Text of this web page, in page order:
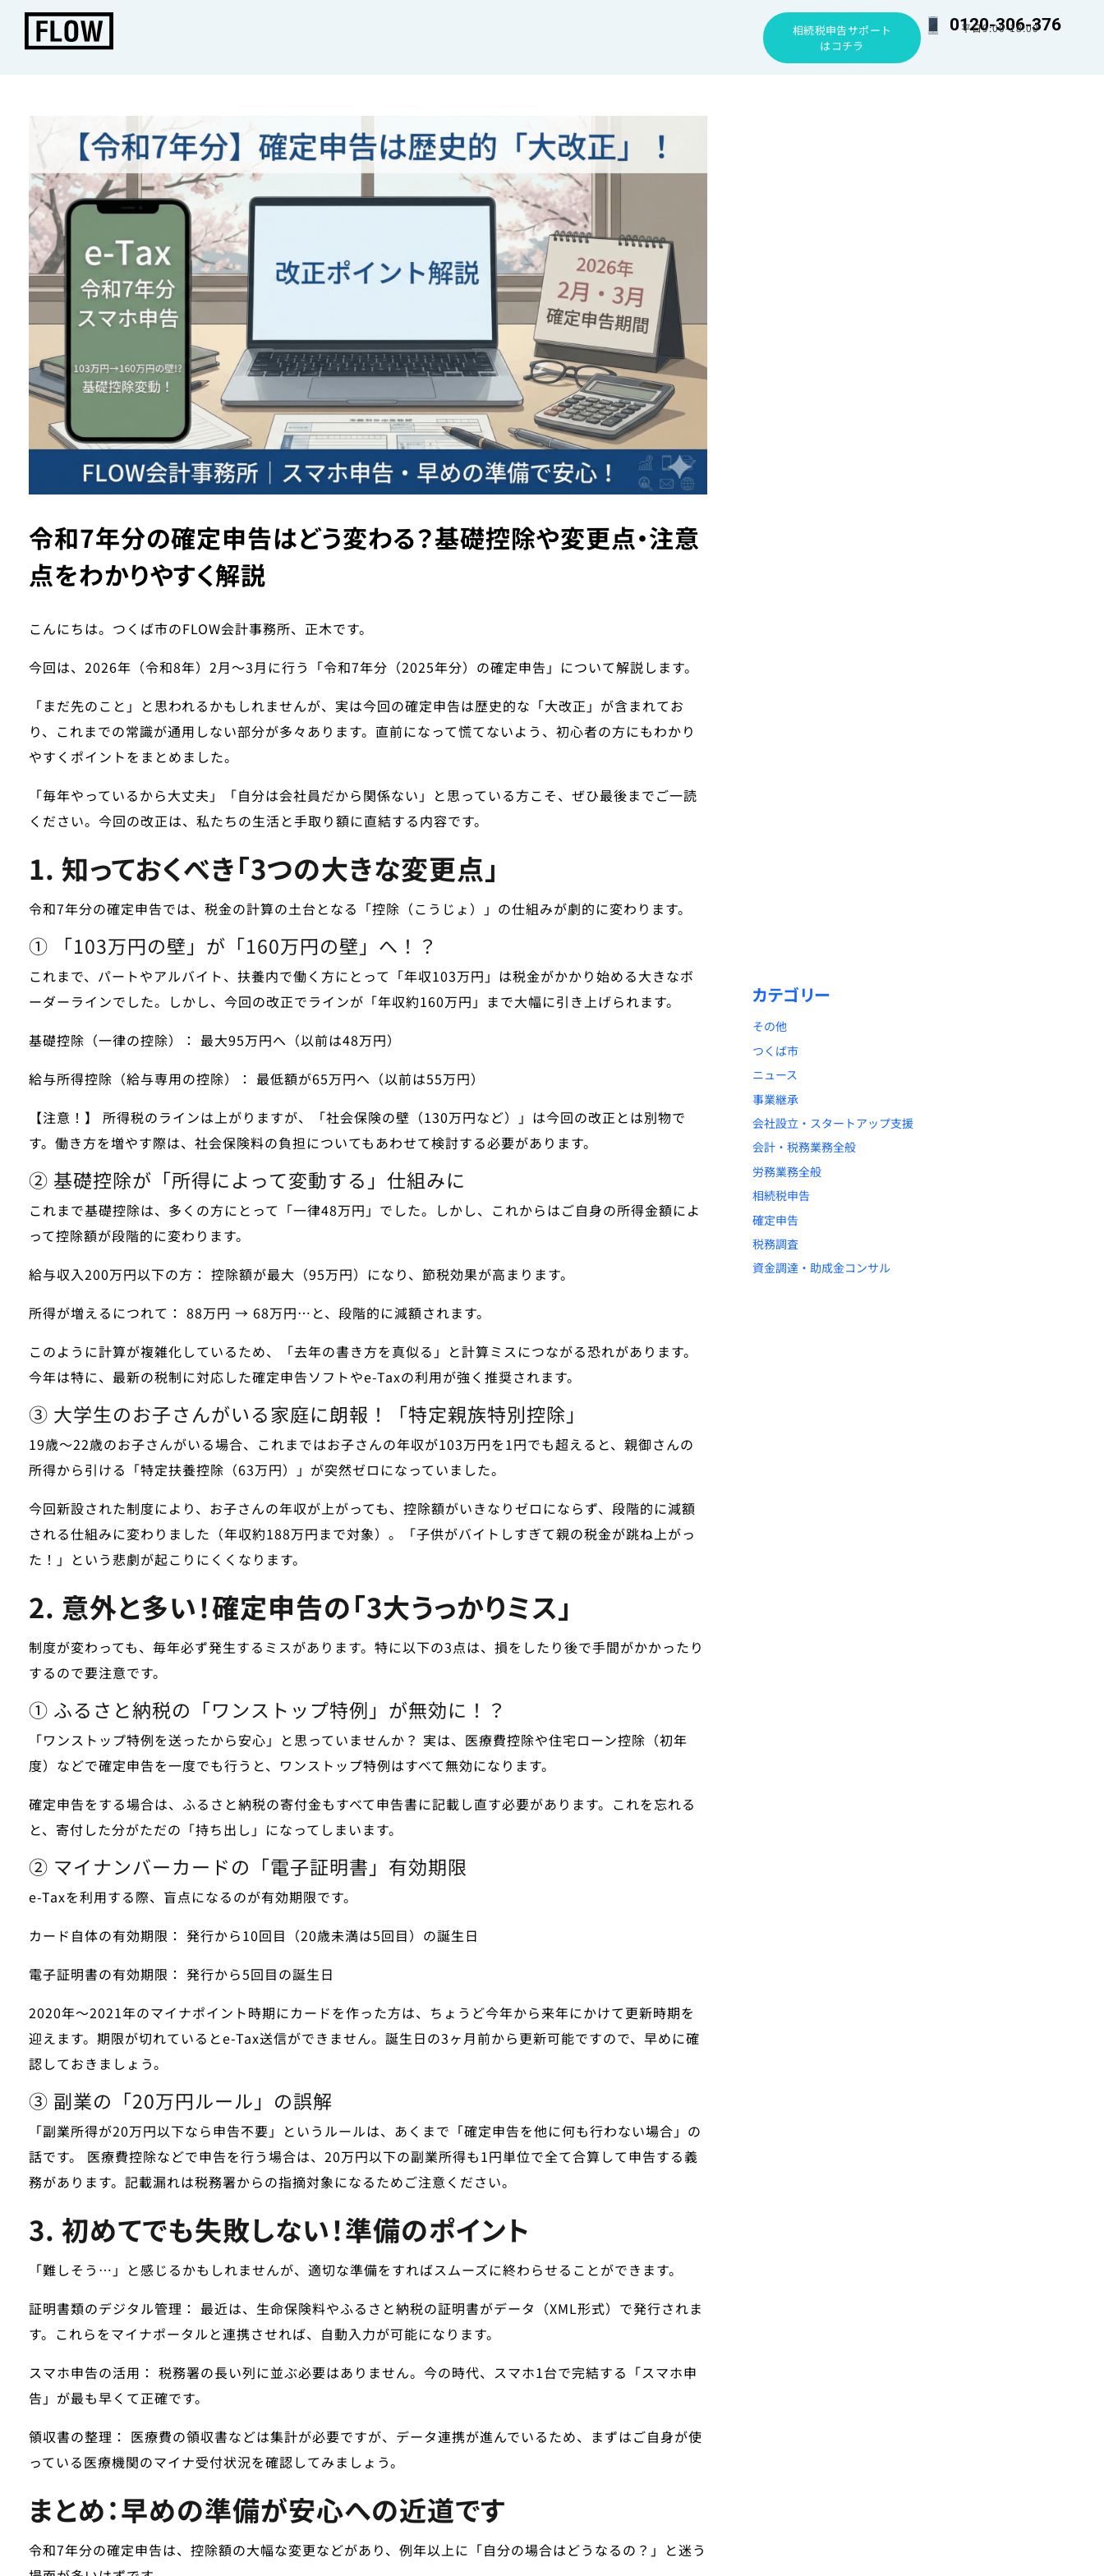
相続税申告サポート
はコチラ
0120-306-376
平日9:00-18:00
令和7年分の確定申告はどう変わる？基礎控除や変更点・注意
点をわかりやすく解説
こんにちは。つくば市のFLOW会計事務所、正木です。
今回は、2026年（令和8年）2月〜3月に行う「令和7年分（2025年分）の確定申告」について解説します。
「まだ先のこと」と思われるかもしれませんが、実は今回の確定申告は歴史的な「大改正」が含まれてお
り、これまでの常識が通用しない部分が多々あります。直前になって慌てないよう、初心者の方にもわかり
やすくポイントをまとめました。
「毎年やっているから大丈夫」「自分は会社員だから関係ない」と思っている方こそ、ぜひ最後までご一読
ください。今回の改正は、私たちの生活と手取り額に直結する内容です。
1. 知っておくべき「3つの大きな変更点」
令和7年分の確定申告では、税金の計算の土台となる「控除（こうじょ）」の仕組みが劇的に変わります。
① 「103万円の壁」が「160万円の壁」へ！？
これまで、パートやアルバイト、扶養内で働く方にとって「年収103万円」は税金がかかり始める大きなボ
ーダーラインでした。しかし、今回の改正でラインが「年収約160万円」まで大幅に引き上げられます。
基礎控除（一律の控除）： 最大95万円へ（以前は48万円）
給与所得控除（給与専用の控除）： 最低額が65万円へ（以前は55万円）
【注意！】
所得税のラインは上がりますが、 「社会保険の壁（130万円など）」は今回の改正とは別物で
す。働き方を増やす際は、社会保険料の負担についてもあわせて検討する必要があります。
② 基礎控除が「所得によって変動する」仕組みに
これまで基礎控除は、多くの方にとって「一律48万円」でした。しかし、これからはご自身の所得金額によ
って控除額が段階的に変わります。
給与収入200万円以下の方： 控除額が最大（95万円）になり、節税効果が高まります。
所得が増えるにつれて： 88万円 → 68万円…と、段階的に減額されます。
このように計算が複雑化しているため、
「去年の書き方を真似る」と計算ミスにつながる恐れがあります。
今年は特に、最新の税制に対応した確定申告ソフトやe-Taxの利用が強く推奨されます。
③ 大学生のお子さんがいる家庭に朗報！「特定親族特別控除」
19歳〜22歳のお子さんがいる場合、これまではお子さんの年収が103万円を1円でも超えると、親御さんの
所得から引ける「特定扶養控除（63万円）」が突然ゼロになっていました。
今回新設された制度により、お子さんの年収が上がっても、 控除額がいきなりゼロにならず、段階的に減額
される仕組みに変わりました（年収約188万円まで対象）。「子供がバイトしすぎて親の税金が跳ね上がっ
た！」という悲劇が起こりにくくなります。
2. 意外と多い！確定申告の「3大うっかりミス」
制度が変わっても、毎年必ず発生するミスがあります。特に以下の3点は、損をしたり後で手間がかかったり
するので要注意です。
① ふるさと納税の「ワンストップ特例」が無効に！？
「ワンストップ特例を送ったから安心」と思っていませんか？ 実は、医療費控除や住宅ローン控除（初年
度）などで確定申告を一度でも行うと、ワンストップ特例はすべて無効になります。
確定申告をする場合は、ふるさと納税の寄付金もすべて申告書に記載し直す必要があります。これを忘れる
と、寄付した分がただの「持ち出し」になってしまいます。
② マイナンバーカードの「電子証明書」有効期限
e-Taxを利用する際、盲点になるのが有効期限です。
カード自体の有効期限： 発行から10回目（20歳未満は5回目）の誕生日
電子証明書の有効期限： 発行から5回目の誕生日
2020年〜2021年のマイナポイント時期にカードを作った方は、ちょうど今年から来年にかけて更新時期を
迎えます。期限が切れているとe-Tax送信ができません。誕生日の3ヶ月前から更新可能ですので、早めに確
認しておきましょう。
③ 副業の「20万円ルール」の誤解
「副業所得が20万円以下なら申告不要」というルールは、あくまで「確定申告を他に何も行わない場合」の
話です。 医療費控除などで申告を行う場合は、20万円以下の副業所得も1円単位で全て合算して申告する義
務があります。記載漏れは税務署からの指摘対象になるためご注意ください。
3. 初めてでも失敗しない！準備のポイント
「難しそう…」と感じるかもしれませんが、適切な準備をすればスムーズに終わらせることができます。
証明書類のデジタル管理： 最近は、生命保険料やふるさと納税の証明書がデータ（XML形式）で発行されま
す。これらをマイナポータルと連携させれば、自動入力が可能になります。
スマホ申告の活用： 税務署の長い列に並ぶ必要はありません。今の時代、スマホ1台で完結する「スマホ申
告」が最も早くて正確です。
領収書の整理： 医療費の領収書などは集計が必要ですが、データ連携が進んでいるため、まずはご自身が使
っている医療機関のマイナ受付状況を確認してみましょう。
まとめ：早めの準備が安心への近道です
令和7年分の確定申告は、控除額の大幅な変更などがあり、例年以上に「自分の場合はどうなるの？」と迷う
カテゴリー
その他
つくば市
ニュース
事業継承
会社設立・スタートアップ支援
会計・税務業務全般
労務業務全般
相続税申告
確定申告
税務調査
資金調達・助成金コンサル